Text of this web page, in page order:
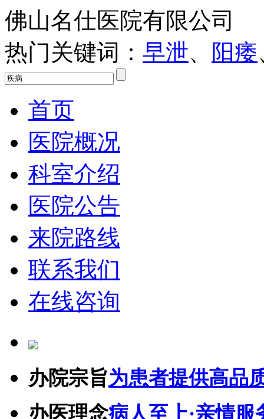
佛山名仕医院有限公司
热门关键词： 早泄、 阳痿
首页
医院概况
科室介绍
医院公告
来院路线
联系我们
在线咨询
办院宗旨为患者提供高品
办医理念病人至上·亲情服